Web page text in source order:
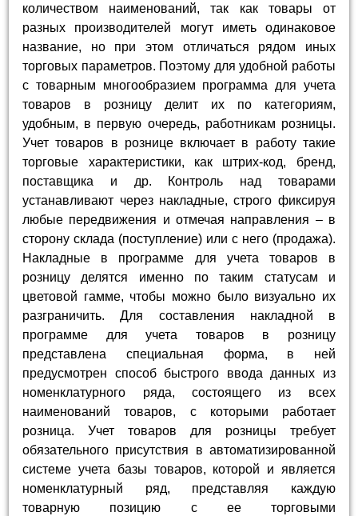
количеством наименований, так как товары от
разных производителей могут иметь одинаковое
название, но при этом отличаться рядом иных
торговых параметров. Поэтому для удобной работы
с товарным многообразием программа для учета
товаров в розницу делит их по категориям,
удобным, в первую очередь, работникам розницы.
Учет товаров в рознице включает в работу такие
торговые характеристики, как штрих-код, бренд,
поставщика и др. Контроль над товарами
устанавливают через накладные, строго фиксируя
любые передвижения и отмечая направления – в
сторону склада (поступление) или с него (продажа).
Накладные в программе для учета товаров в
розницу делятся именно по таким статусам и
цветовой гамме, чтобы можно было визуально их
разграничить. Для составления накладной в
программе для учета товаров в розницу
представлена специальная форма, в ней
предусмотрен способ быстрого ввода данных из
номенклатурного ряда, состоящего из всех
наименований товаров, с которыми работает
розница. Учет товаров для розницы требует
обязательного присутствия в автоматизированной
системе учета базы товаров, которой и является
номенклатурный ряд, представляя каждую
товарную позицию с ее торговыми